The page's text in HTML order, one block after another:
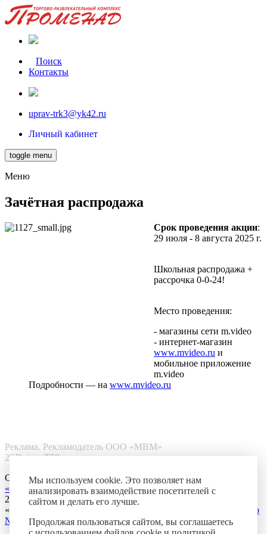
Поиск
Контакты
uprav-trk3@yk42.ru
Личный кабинет
toggle menu
Меню
Зачётная распродажа
Срок проведения акции:
29 июля - 8 августа 2025 г.
Школьная распродажа +
рассрочка 0-0-24!
Место проведения:
- магазины сети m.video
- интернет-магазин
www.mvideo.ru и
мобильное приложение
m.video
Подробности ― на www.mvideo.ru
Реклама. Рекламодатель ООО «МВМ»
2SDnjcswT58
Создание сайта —
«Пятое измерение»
2010 г.
«Променад» — зарегистрированная торговая марка234.
Св-во
№271990
Мы используем cookie. Это позволяет нам
анализировать взаимодействие посетителей с
сайтом и делать его лучше.
Продолжая пользоваться сайтом, вы соглашаетесь